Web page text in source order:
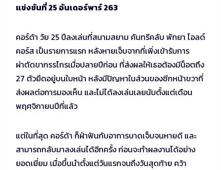
แข่งขันที่ 25 อันเดอร์พาร์ 263
คอร์ด้า วัย 25 ปีลงเล่นที่สนามสยาม คันทรีคลับ พัทยา โอลด์
คอร์ส เป็นรายการแรก หลังหายเจ็บจากที่เพิ่งเข้ารับการ
ผ่าตัดขากรรไกรเมื่อปลายปีก่อน ที่ส่งผลให้เธอต้องมีน็อตถึง
27 ตัวยึดอยู่บนใบหน้า หลังมีปัญหาในส่วนของซีกหน้าขวาที่
ส่งผลต่อการมองเห็น และไม่ได้ลงเล่นเลยนับตั้งแต่เดือน
พฤศจิกายนปีที่แล้ว
แต่ในที่สุด คอร์ด้า ก็ฝ่าฟันกับอาการบาดเจ็บจนหายดี และ
สามารถกลับมาลงเล่นได้อีกครั้ง ก่อนจะทำผลงานได้อย่าง
ยอดเยี่ยม เมื่อขึ้นนำตั้งแต่วันแรกจนถึงวันสุดท้าย คว้า